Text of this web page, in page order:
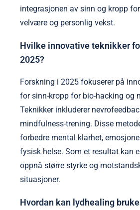
integrasjonen av sinn og kropp
velvære og personlig vekst.
Hvilke innovative teknikker
2025?
Forskning i 2025 fokuserer på
for sinn-kropp for bio-hacking og
Teknikker inkluderer
mindfulness-trening. Disse
forbedre mental klarhet,
fysisk helse. Som et resultat kan
oppnå større styrke og
situasjoner.
Hvordan kan lydhealing